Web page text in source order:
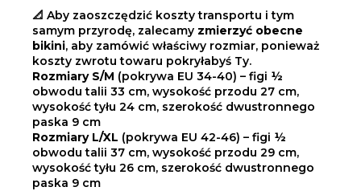
📐 Aby zaoszczędzić koszty transportu i tym
samym przyrodę, zalecamy zmierzyć obecne
bikini, aby zamówić właściwy rozmiar, ponieważ
koszty zwrotu towaru pokryłabyś Ty.
Rozmiary S/M (pokrywa EU 34-40) – figi ½
obwodu talii 33 cm, wysokość przodu 27 cm,
wysokość tyłu 24 cm, szerokość dwustronnego
paska 9 cm
Rozmiary L/XL (pokrywa EU 42-46) – figi ½
obwodu talii 37 cm, wysokość przodu 29 cm,
wysokość tyłu 26 cm, szerokość dwustronnego
paska 9 cm